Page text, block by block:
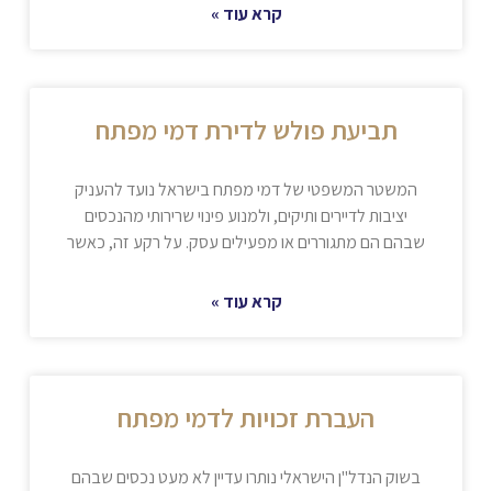
קרא עוד »
תביעת פולש לדירת דמי מפתח
המשטר המשפטי של דמי מפתח בישראל נועד להעניק
יציבות לדיירים ותיקים, ולמנוע פינוי שרירותי מהנכסים
שבהם הם מתגוררים או מפעילים עסק. על רקע זה, כאשר
קרא עוד »
העברת זכויות לדמי מפתח
בשוק הנדל"ן הישראלי נותרו עדיין לא מעט נכסים שבהם